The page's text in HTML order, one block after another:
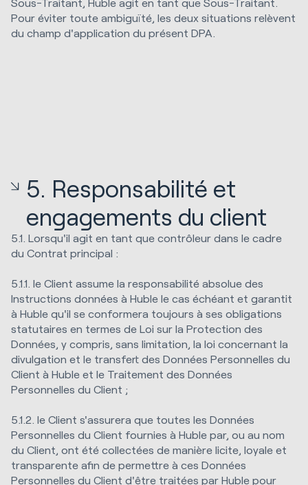
Pour éviter toute ambiguïté, les deux situations relèvent
du champ d'application du présent DPA.
5. Responsabilité et
engagements du client
5.1. Lorsqu'il agit en tant que contrôleur dans le cadre
du Contrat principal :
5.1.1. le Client assume la responsabilité absolue des
Instructions données à Huble le cas échéant et garantit
à Huble qu'il se conformera toujours à ses obligations
statutaires en termes de Loi sur la Protection des
Données, y compris, sans limitation, la loi concernant la
divulgation et le transfert des Données Personnelles du
Client à Huble et le Traitement des Données
Personnelles du Client ;
5.1.2. le Client s'assurera que toutes les Données
Personnelles du Client fournies à Huble par, ou au nom
du Client, ont été collectées de manière licite, loyale et
transparente afin de permettre à ces Données
Personnelles du Client d'être traitées par Huble pour